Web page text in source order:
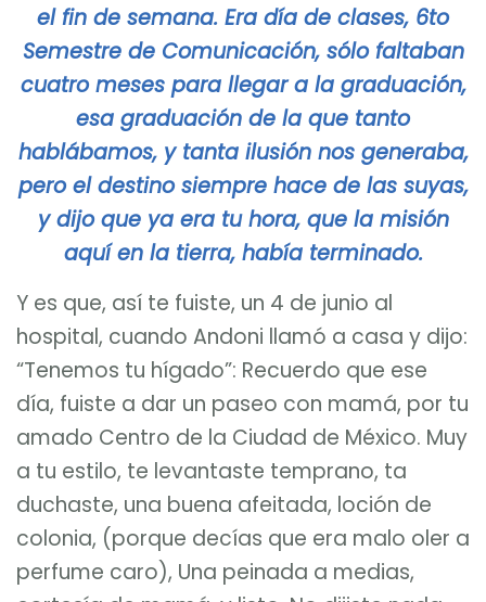
el fin de semana. Era día de clases, 6to
Semestre de Comunicación, sólo faltaban
cuatro meses para llegar a la graduación,
esa graduación de la que tanto
hablábamos, y tanta ilusión nos generaba,
pero el destino siempre hace de las suyas,
y dijo que ya era tu hora, que la misión
aquí en la tierra, había terminado.
Y es que, así te fuiste, un 4 de junio al
hospital, cuando Andoni llamó a casa y dijo:
“Tenemos tu hígado”: Recuerdo que ese
día, fuiste a dar un paseo con mamá, por tu
amado Centro de la Ciudad de México. Muy
a tu estilo, te levantaste temprano, ta
duchaste, una buena afeitada, loción de
colonia, (porque decías que era malo oler a
perfume caro), Una peinada a medias,